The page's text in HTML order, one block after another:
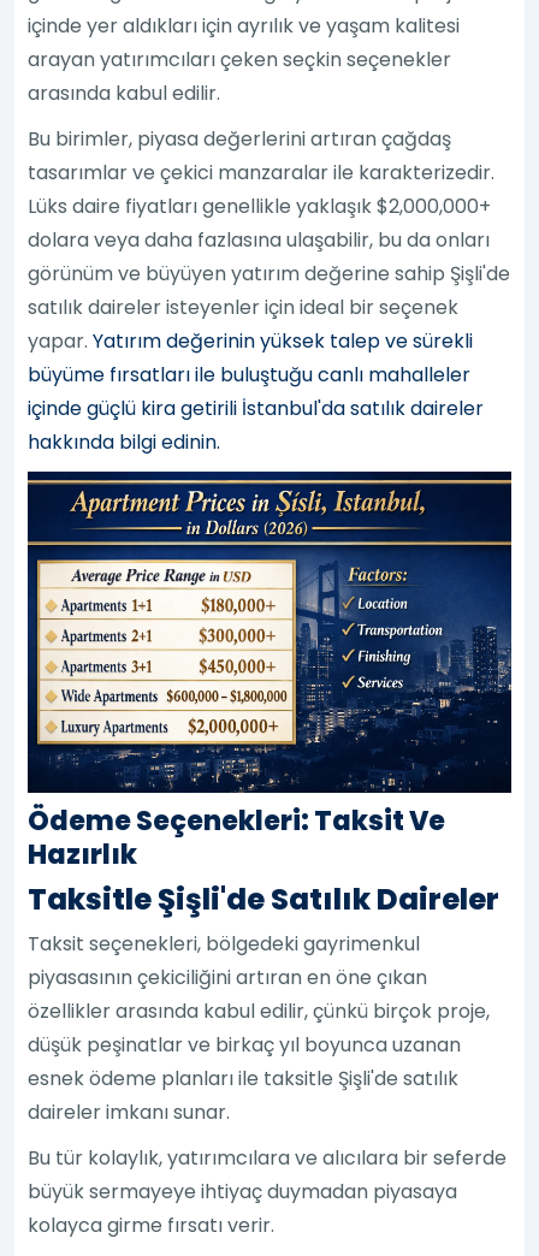
içinde yer aldıkları için ayrılık ve yaşam kalitesi
arayan yatırımcıları çeken seçkin seçenekler
arasında kabul edilir.
Bu birimler, piyasa değerlerini artıran çağdaş
tasarımlar ve çekici manzaralar ile karakterizedir.
Lüks daire fiyatları genellikle yaklaşık $2,000,000+
dolara veya daha fazlasına ulaşabilir, bu da onları
görünüm ve büyüyen yatırım değerine sahip Şişli'de
satılık daireler isteyenler için ideal bir seçenek
yapar.Yatırım değerinin yüksek talep ve sürekli
büyüme fırsatları ile buluştuğu canlı mahalleler
içinde güçlü kira getirili İstanbul'da satılık daireler
hakkında bilgi edinin.
Ödeme Seçenekleri: Taksit Ve
Hazırlık
Taksitle Şişli'de Satılık Daireler
Taksit seçenekleri, bölgedeki gayrimenkul
piyasasının çekiciliğini artıran en öne çıkan
özellikler arasında kabul edilir, çünkü birçok proje,
düşük peşinatlar ve birkaç yıl boyunca uzanan
esnek ödeme planları ile taksitle Şişli'de satılık
daireler imkanı sunar.
Bu tür kolaylık, yatırımcılara ve alıcılara bir seferde
büyük sermayeye ihtiyaç duymadan piyasaya
kolayca girme fırsatı verir.